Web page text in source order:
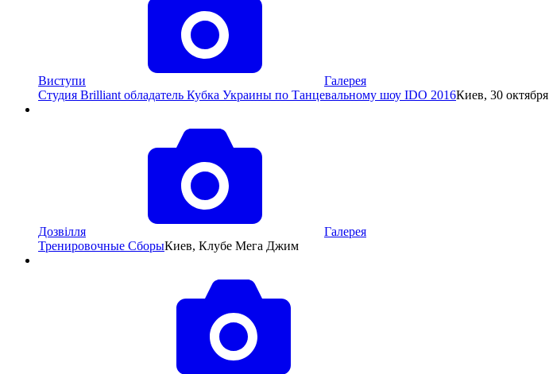
Виступи
Галерея
Студия Brilliant обладатель Кубка Украины по Танцевальному шоу IDO 2016Киев, 30 октября
Дозвілля
Галерея
Тренировочные СборыКиев, Клубе Мега Джим